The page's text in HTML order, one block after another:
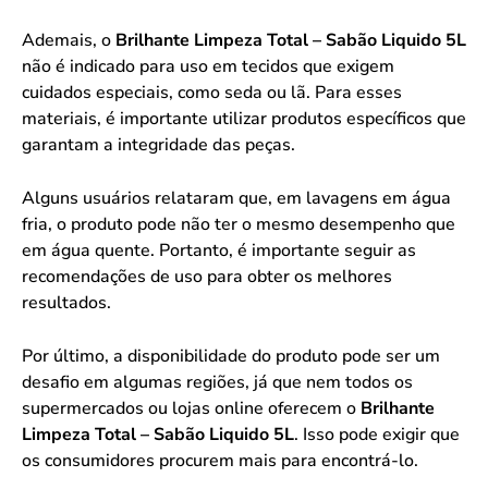
Ademais, o Brilhante Limpeza Total – Sabão Liquido 5L
não é indicado para uso em tecidos que exigem
cuidados especiais, como seda ou lã. Para esses
materiais, é importante utilizar produtos específicos que
garantam a integridade das peças.
Alguns usuários relataram que, em lavagens em água
fria, o produto pode não ter o mesmo desempenho que
em água quente. Portanto, é importante seguir as
recomendações de uso para obter os melhores
resultados.
Por último, a disponibilidade do produto pode ser um
desafio em algumas regiões, já que nem todos os
supermercados ou lojas online oferecem o Brilhante
Limpeza Total – Sabão Liquido 5L. Isso pode exigir que
os consumidores procurem mais para encontrá-lo.